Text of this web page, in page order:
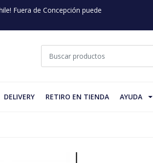
Fuera de Concepción puede
DELIVERY RETIRO EN TIENDA AYUDA